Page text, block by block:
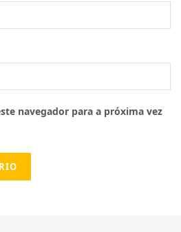
navegador para a próxima vez